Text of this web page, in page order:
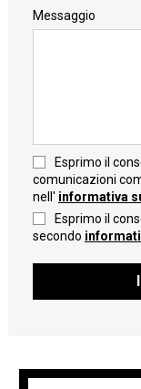
Messaggio
Esprimo il
comunicazioni
nell' informativa
Esprimo il
secondo